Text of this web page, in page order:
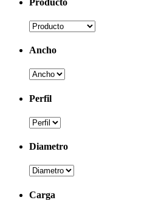
Ancho
Perfil
Diametro
Carga